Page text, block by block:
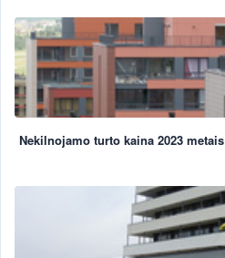
Nekilnojamo turto kaina 2023 metais